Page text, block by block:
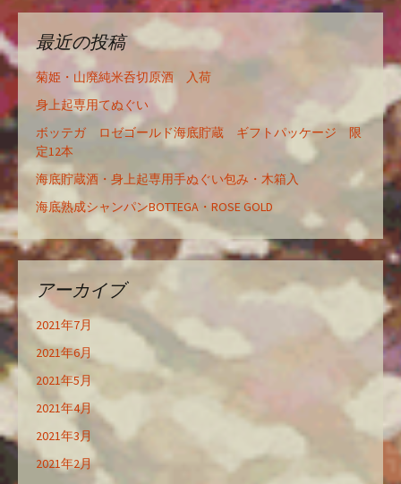
最近の投稿
菊姫・山廃純米呑切原酒 入荷
身上起専用てぬぐい
ボッテガ ロゼゴールド海底貯蔵 ギフトパッケージ 限
定12本
海底貯蔵酒・身上起専用手ぬぐい包み・木箱入
海底熟成シャンパンBOTTEGA・ROSE GOLD
アーカイブ
2021年7月
2021年6月
2021年5月
2021年4月
2021年3月
2021年2月